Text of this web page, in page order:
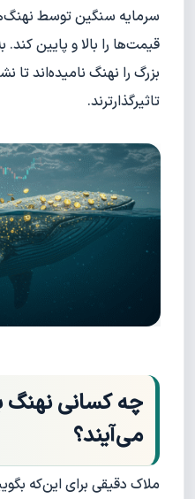
سرمایه سنگین توسط
قیمت‌ها را بالا و پایین
بزرگ را نهنگ نامیده‌اند تا
تاثیرگذارترند.
چه کسانی نهنگ
می‌آیند؟
ملاک دقیقی برای این‌که